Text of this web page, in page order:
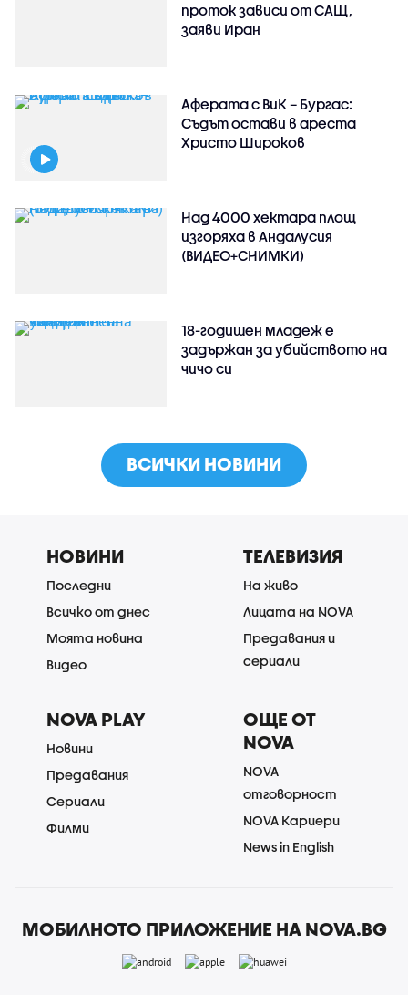
проток зависи от САЩ,
заяви Иран
Аферата с ВиК – Бургас:
Съдът остави в ареста
Христо Широков
Над 4000 хектара площ
изгоряха в Андалусия
(ВИДЕО+СНИМКИ)
18-годишен младеж е
задържан за убийството на
чичо си
ВСИЧКИ НОВИНИ
НОВИНИ
Последни
Всичко от днес
Моята новина
Видео
ТЕЛЕВИЗИЯ
На живо
Лицата на NOVA
Предавания и
сериали
NOVA PLAY
Новини
Предавания
Сериали
Филми
ОЩЕ ОТ
NOVA
NOVA
отговорност
NOVA Кариери
News in English
МОБИЛНОТО ПРИЛОЖЕНИЕ НА NOVA.BG